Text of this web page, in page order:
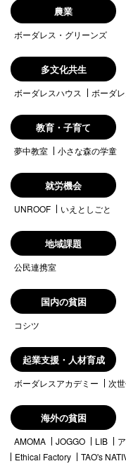
農業
ボーダレス・グリーンズ
多文化共生
ボーダレスハウス ボーダ
教育・子育て
夢中教室 小さな森の学童
就労機会
UNROOF いえとしごと
地域課題
公民連携室
国内の貧困
コシツ
起業支援・人材育成
ボーダレスアカデミー 次
海外の貧困
AMOMA JOGGO LIB
Ethical Factory
TAO's